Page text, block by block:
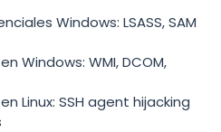
Windows: LSASS, SAM
Windows: WMI, DCOM,
Linux: SSH agent hijacking